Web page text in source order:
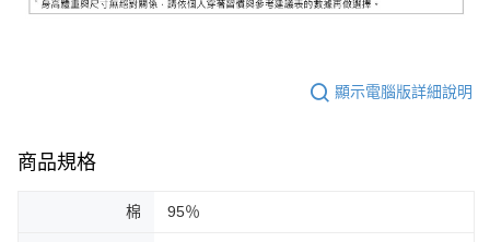
顯示電腦版詳細說明
商品規格
棉 95％